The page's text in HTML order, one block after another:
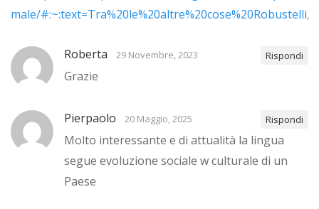
male/
Roberta 29 Novembre, 2023 Rispondi
Grazie
Pierpaolo 20 Maggio, 2025 Rispondi
Molto interessante e di attualità la lingua
segue evoluzione sociale w culturale di un
Paese